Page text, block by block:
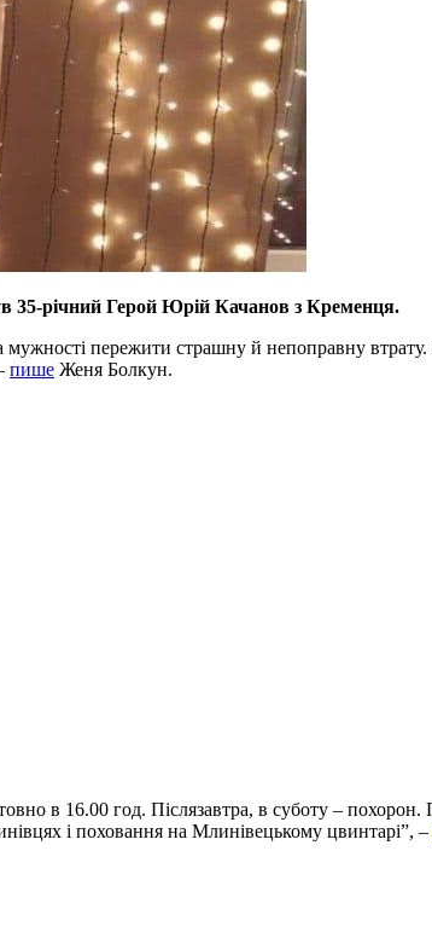
35-річний Герой Юрій Качанов з Кременця.
пережити страшну й непоправну
пише Женя Болкун.
в 16.00 год. Післязавтра, в суботу –
і поховання на Млинівецькому цвинтарі”, –